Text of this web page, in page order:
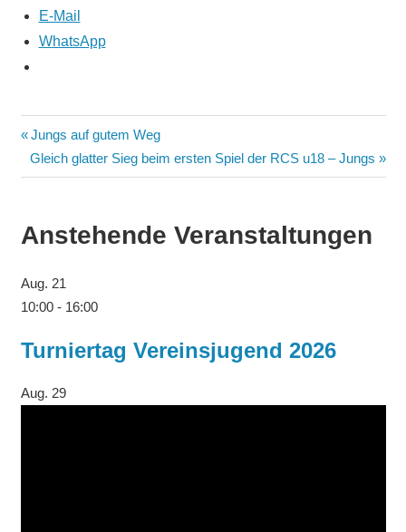
E-Mail
WhatsApp
Jungs auf gutem Weg
Gleich glatter Sieg beim ersten Spiel der RCS u18 – Jungs
Anstehende Veranstaltungen
Aug. 21
10:00- 16:00
Turniertag Vereinsjugend 2026
Aug. 29